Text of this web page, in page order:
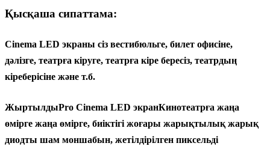
Қысқаша сипаттама:
Cinema LED экраны сіз вестибюльге, билет офисіне,
дәлізге, театрға кіруге, театрға кіре бересіз, театрдың
кіреберісіне және т.б.
ЖыртылдыPro Cinema LED экранКинотеатрға жаңа
өмірге жаңа өмірге, биіктігі жоғары жарықтылық жарық
диодты шам моншабын, жетілдірілген пиксельді